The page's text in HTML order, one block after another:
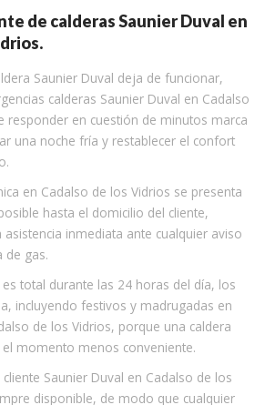
de calderas Saunier Duval en
Saunier Duval deja de funcionar,
calderas Saunier Duval en Cadalso
responder en cuestión de minutos marca
una noche fría y restablecer el confort
en Cadalso de los Vidrios se presenta
hasta el domicilio del cliente,
inmediata ante cualquier aviso
de gas.
total durante las 24 horas del día, los
incluyendo festivos y madrugadas en
de los Vidrios, porque una caldera
momento menos conveniente.
Saunier Duval en Cadalso de los
disponible, de modo que cualquier